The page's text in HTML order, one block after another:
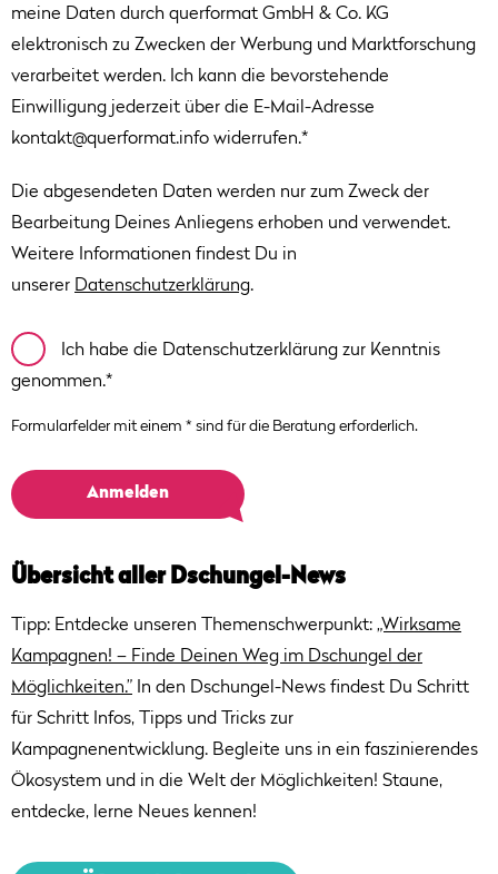
meine Daten durch querformat GmbH & Co. KG
elektronisch zu Zwecken der Werbung und Marktforschung
verarbeitet werden. Ich kann die bevorstehende
Einwilligung jederzeit über die E-Mail-Adresse
kontakt@querformat.info widerrufen.*
Die abgesendeten Daten werden nur zum Zweck der
Bearbeitung Deines Anliegens erhoben und verwendet.
Weitere Informationen findest Du in
unserer Datenschutzerklärung.
Ich habe die Datenschutzerklärung zur Kenntnis
genommen.*
Übersicht aller Dschungel-News
Tipp: Entdecke unseren Themenschwerpunkt: „Wirksame
Kampagnen! – Finde Deinen Weg im Dschungel der
Möglichkeiten.” In den Dschungel-News findest Du Schritt
für Schritt Infos, Tipps und Tricks zur
Kampagnenentwicklung. Begleite uns in ein faszinierendes
Ökosystem und in die Welt der Möglichkeiten! Staune,
entdecke, lerne Neues kennen!